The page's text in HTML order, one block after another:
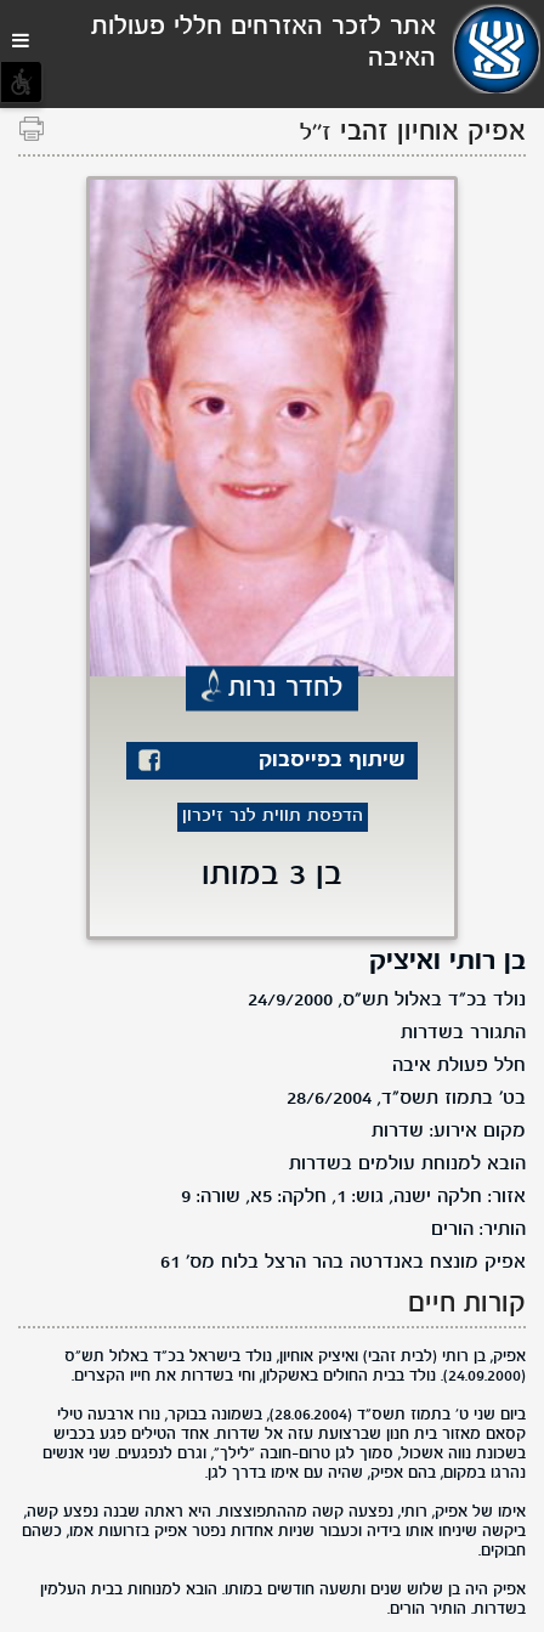
תפריט
נגישות
אתר לזכר האזרחים חללי פעולות
האיבה
אפיק אוחיון זהבי ז''ל
לחדר נרות
שיתוף בפייסבוק
הדפסת תווית לנר זיכרון
בן 3 במותו
בן רותי ואיציק
נולד בכ"ד באלול תש"ס, 24/9/2000
התגורר בשדרות
חלל פעולת איבה
בט' בתמוז תשס"ד, 28/6/2004
מקום אירוע: שדרות
הובא למנוחת עולמים בשדרות
אזור: חלקה ישנה, גוש: 1, חלקה: 5א, שורה: 9
הותיר: הורים
אפיק מונצח באנדרטה בהר הרצל בלוח מס' 61
קורות חיים
אפיק, בן רותי (לבית זהבי) ואיציק אוחיון, נולד בישראל בכ"ד באלול תש"ס
(24.09.2000). נולד בבית החולים באשקלון, וחי בשדרות את חייו הקצרים.
ביום שני ט' בתמוז תשס"ד (28.06.2004), בשמונה בבוקר, נורו ארבעה טילי
קסאם מאזור בית חנון שברצועת עזה אל שדרות. אחד הטילים פגע בכביש
בשכונת נווה אשכול, סמוך לגן טרום-חובה "לילך", וגרם לנפגעים. שני אנשים
נהרגו במקום, בהם אפיק, שהיה עם אימו בדרך לגן.
אימו של אפיק, רותי, נפצעה קשה מההתפוצצות. היא ראתה שבנה נפצע קשה,
ביקשה שיניחו אותו בידיה וכעבור שניות אחדות נפטר אפיק בזרועות אמו, כשהם
חבוקים.
אפיק היה בן שלוש שנים ותשעה חודשים במותו. הובא למנוחות בבית העלמין
בשדרות. הותיר הורים.